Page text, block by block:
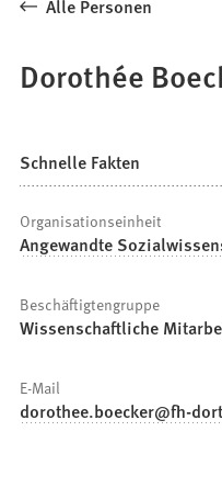
Alle Personen
Dorothée
Schnelle Fakten
Organisationseinheit
Angewandte
Beschäftigtengruppe
Wissenschaftliche
E-Mail
dorothee.boecker fh-